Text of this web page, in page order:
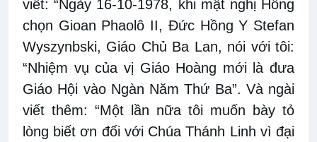
viết: “Ngày 16-10-1978, khi mật nghị Hồng
chọn Gioan Phaolô II, Đức Hồng Y Stefan
Wyszynbski, Giáo Chủ Ba Lan, nói với tôi:
“Nhiệm vụ của vị Giáo Hoàng mới là đưa
Giáo Hội vào Ngàn Năm Thứ Ba”. Và ngài
viết thêm: “Một lần nữa tôi muốn bày tỏ
lòng biết ơn đối với Chúa Thánh Linh vì đại